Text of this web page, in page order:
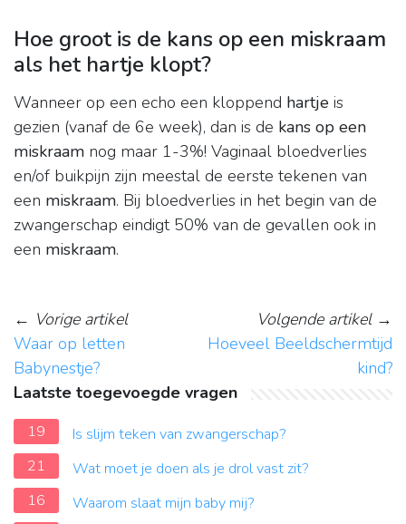
Hoe groot is de kans op een miskraam
als het hartje klopt?
Wanneer op een echo een kloppend hartje is
gezien (vanaf de 6e week), dan is de kans op een
miskraam nog maar 1-3%! Vaginaal bloedverlies
en/of buikpijn zijn meestal de eerste tekenen van
een miskraam. Bij bloedverlies in het begin van de
zwangerschap eindigt 50% van de gevallen ook in
een miskraam.
← Vorige artikel
Waar op letten
Babynestje?
Volgende artikel→
Hoeveel Beeldschermtijd
kind?
Laatste toegevoegde vragen
19
Is slijm teken van zwangerschap?
21
Wat moet je doen als je drol vast zit?
16
Waarom slaat mijn baby mij?